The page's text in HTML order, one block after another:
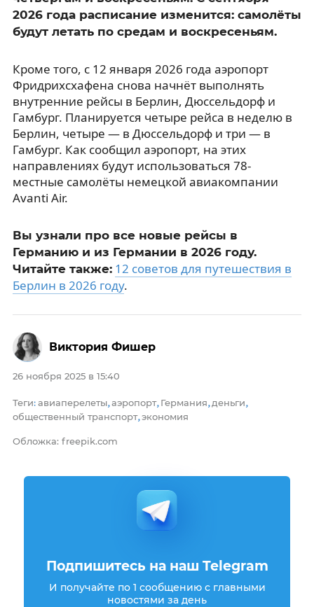
2026 года расписание изменится: самолёты
будут летать по средам и воскресеньям.
Кроме того, с 12 января 2026 года аэропорт
Фридрихсхафена снова начнёт выполнять
внутренние рейсы в Берлин, Дюссельдорф и
Гамбург. Планируется четыре рейса в неделю в
Берлин, четыре — в Дюссельдорф и три — в
Гамбург. Как сообщил аэропорт, на этих
направлениях будут использоваться 78-
местные самолёты немецкой авиакомпании
Avanti Air.
Вы узнали про все новые рейсы в
Германию и из Германии в 2026 году.
Читайте также: 12 советов для путешествия в
Берлин в 2026 году.
26 ноября 2025 в 15:40
Теги: авиаперелеты,аэропорт, Германия, деньги,
общественный транспорт,экономия
Обложка: freepik.com
Виктория Фишер
Подпишитесь на наш Telegram
И получайте по 1 сообщению с главными
новостями за день